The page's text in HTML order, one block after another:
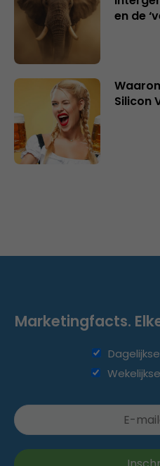
en de
Silicon
Marketingfacts.